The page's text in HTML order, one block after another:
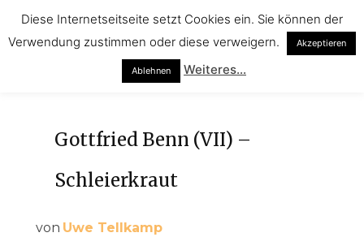
Gottfried Benn (VII) –
Schleierkraut
von Uwe Tellkamp
Diese Internetseitseite setzt Cookies ein. Sie können der
Verwendung zustimmen oder diese verweigern.
Akzeptieren
Ablehnen Weiteres...